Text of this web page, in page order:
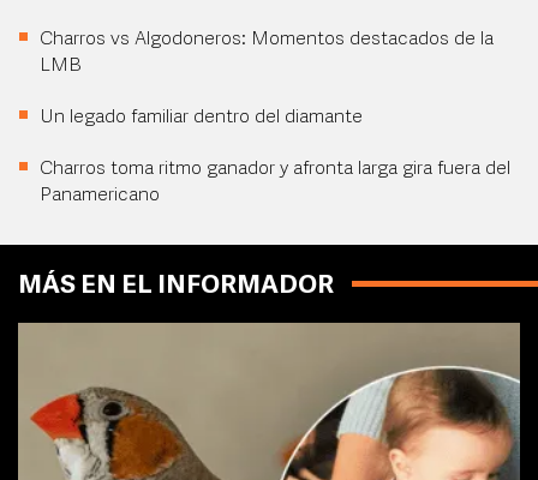
Charros vs Algodoneros: Momentos destacados de la
LMB
Un legado familiar dentro del diamante
Charros toma ritmo ganador y afronta larga gira fuera del
Panamericano
MÁS EN EL INFORMADOR